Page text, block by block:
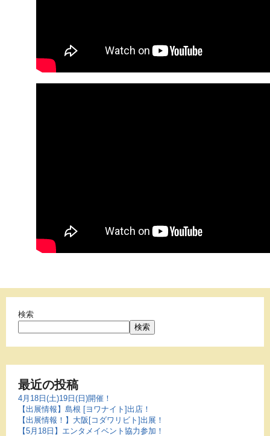
検索
検索
最近の投稿
4月18日(土)19日(日)開催！
【出展情報】島根 [ヨワナイト]出店！
【出展情報！】大阪[コダワリビト]出展！
【5月18日】エンタメイベント協力参加！